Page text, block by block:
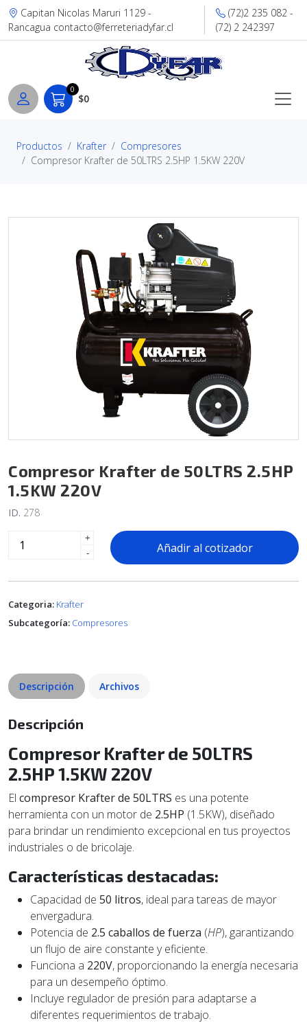
Capitan Nicolas Maruri 1129 -
Rancagua contacto@ferreteriadyfar.cl
(72)2 235 082 -
(72) 2 242397
0
$0
Productos Krafter
Compresores
Compresor Krafter de 50LTRS 2.5HP 1.5KW 220V
Compresor Krafter de 50LTRS 2.5HP
1.5KW 220V
ID. 278
+
-
Añadir al cotizador
Categoria: Krafter
Subcategoría: Compresores
Descripción Archivos
Descripción
Compresor Krafter de 50LTRS
2.5HP 1.5KW 220V
El compresor Krafter de 50LTRS es una potente
herramienta con un motor de 2.5HP (1.5KW), diseñado
para brindar un rendimiento excepcional en tus proyectos
industriales o de bricolaje.
Características destacadas:
Capacidad de 50 litros, ideal para tareas de mayor
envergadura.
Potencia de 2.5 caballos de fuerza (HP), garantizando
un flujo de aire constante y eficiente.
Funciona a 220V, proporcionando la energía necesaria
para un desempeño óptimo.
Incluye regulador de presión para adaptarse a
diferentes requerimientos de trabajo.